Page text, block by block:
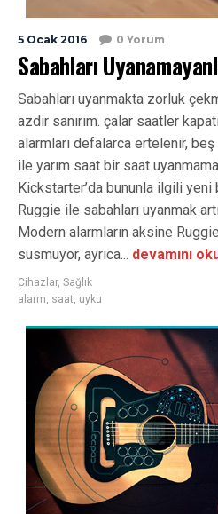
5 Ocak 2016 0 Yorum
Sabahları
Sabahları uyanmakta zorluk
azdır sanırım. çalar saatler
alarmları defalarca ertelenir,
ile yarım saat bir saat
Kickstarter’da bununla ilgili yeni
Ruggie ile sabahları uyanmak
Modern alarmların aksine
susmuyor, ayrıca... devamını
Cihazlar, Sağlık
alarm saat uyku